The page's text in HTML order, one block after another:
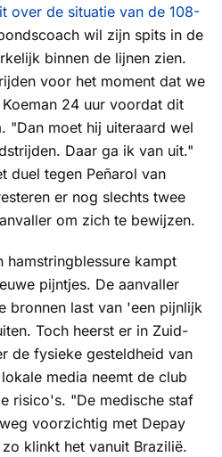
over de situatie van de 108-
wil zijn spits in de
binnen de lijnen zien.
voor het moment dat we
24 uur voordat dit
"Dan moet hij uiteraard wel
Daar ga ik van uit."
duel tegen Peñarol van
er nog slechts twee
om zich te bewijzen.
hamstringblessure kampt
pijntjes. De aanvaller
bronnen last van 'een pijnlijk
Toch heerst er in Zuid-
de fysieke gesteldheid van
media neemt de club
risico's. "De medische staf
voorzichtig met Depay
klinkt het vanuit Brazilië.